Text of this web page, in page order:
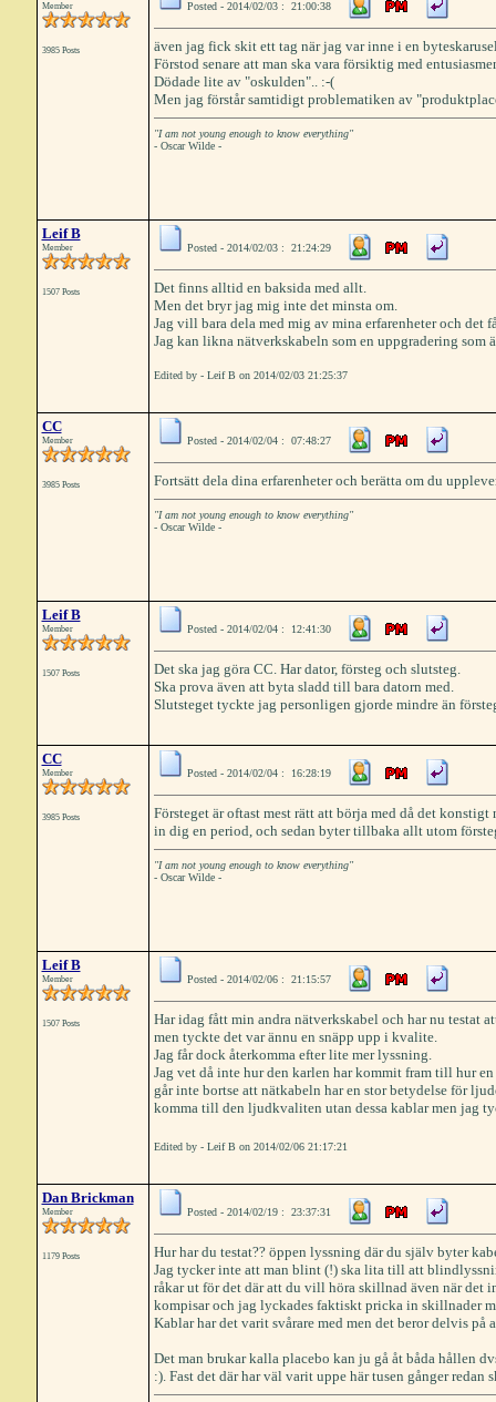
Member
3985 Posts
Posted - 2014/02/03 : 21:00:38
även jag fick skit ett tag när jag var inne i en
Förstod senare att man ska vara försiktig med
Dödade lite av "oskulden".. :-(
Men jag förstår samtidigt problematiken av
"I am not young enough to know everything"
- Oscar Wilde -
Leif B
Member
1507 Posts
Posted - 2014/02/03 : 21:24:29
Det finns alltid en baksida med allt.
Men det bryr jag mig inte det minsta om.
Jag vill bara dela med mig av mina erfarenheter och det
Jag kan likna nätverkskabeln som en uppgradering som
Edited by - Leif B on 2014/02/03 21:25:37
CC
Member
3985 Posts
Posted - 2014/02/04 : 07:48:27
Fortsätt dela dina erfarenheter och berätta om du
"I am not young enough to know everything"
- Oscar Wilde -
Leif B
Member
1507 Posts
Posted - 2014/02/04 : 12:41:30
Det ska jag göra CC. Har dator, försteg och slutsteg.
Ska prova även att byta sladd till bara datorn med.
Slutsteget tyckte jag personligen gjorde mindre än
CC
Member
3985 Posts
Posted - 2014/02/04 : 16:28:19
Försteget är oftast mest rätt att börja med då det
in dig en period, och sedan byter tillbaka allt utom
"I am not young enough to know everything"
- Oscar Wilde -
Leif B
Member
1507 Posts
Posted - 2014/02/06 : 21:15:57
Har idag fått min andra nätverkskabel och har nu testat
men tyckte det var ännu en snäpp upp i kvalite.
Jag får dock återkomma efter lite mer lyssning.
Jag vet då inte hur den karlen har kommit fram till hur
går inte bortse att nätkabeln har en stor betydelse för
komma till den ljudkvaliten utan dessa kablar men jag
Edited by - Leif B on 2014/02/06 21:17:21
Dan Brickman
Member
1179 Posts
Posted - 2014/02/19 : 23:37:31
Hur har du testat?? öppen lyssning där du själv byter
Jag tycker inte att man blint (!) ska lita till att
råkar ut för det där att du vill höra skillnad även när det
kompisar och jag lyckades faktiskt pricka in skillnader
Kablar har det varit svårare med men det beror delvis
Det man brukar kalla placebo kan ju gå åt båda hållen
:). Fast det där har väl varit uppe här tusen gånger redan